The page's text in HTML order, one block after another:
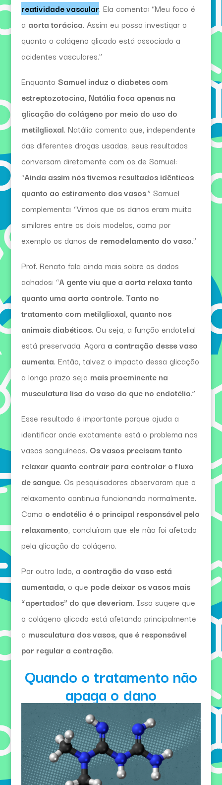
reatividade vascular. Ela comenta: “Meu foco é
a aorta torácica. Assim eu posso investigar o
quanto o colágeno glicado está associado a
acidentes vasculares.”
Enquanto Samuel induz o diabetes com
estreptozotocina, Natália foca apenas na
glicação do colágeno por meio do uso do
metilglioxal. Natália comenta que, independente
das diferentes drogas usadas, seus resultados
conversam diretamente com os de Samuel:
“Ainda assim nós tivemos resultados idênticos
quanto ao estiramento dos vasos.” Samuel
complementa: “Vimos que os danos eram muito
similares entre os dois modelos, como por
exemplo os danos de remodelamento do vaso.”
Prof. Renato fala ainda mais sobre os dados
achados: “A gente viu que a aorta relaxa tanto
quanto uma aorta controle. Tanto no
tratamento com metilglioxal, quanto nos
animais diabéticos. Ou seja, a função endotelial
está preservada. Agora a contração desse vaso
aumenta. Então, talvez o impacto dessa glicação
a longo prazo seja mais proeminente na
musculatura lisa do vaso do que no endotélio.”
Esse resultado é importante porque ajuda a
identificar onde exatamente está o problema nos
vasos sanguíneos. Os vasos precisam tanto
relaxar quanto contrair para controlar o fluxo
de sangue. Os pesquisadores observaram que o
relaxamento continua funcionando normalmente.
Como o endotélio é o principal responsável pelo
relaxamento, concluíram que ele não foi afetado
pela glicação do colágeno.
Por outro lado, a contração do vaso está
aumentada, o que pode deixar os vasos mais
“apertados” do que deveriam. Isso sugere que
o colágeno glicado está afetando principalmente
a musculatura dos vasos, que é responsável
por regular a contração.
Quando o tratamento não
apaga o dano